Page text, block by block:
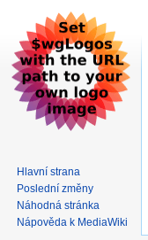
Hlavní strana
Poslední změny
Náhodná stránka
Nápověda k MediaWiki